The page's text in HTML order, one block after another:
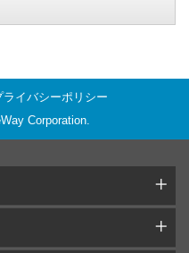
ライバシーポリシー
Corporation.